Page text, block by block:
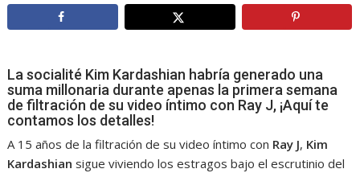
La socialité Kim Kardashian habría generado una
suma millonaria durante apenas la primera semana
de filtración de su video íntimo con Ray J, ¡Aquí te
contamos los detalles!
A 15 años de la filtración de su video íntimo con Ray J, Kim
Kardashian sigue viviendo los estragos bajo el escrutinio del